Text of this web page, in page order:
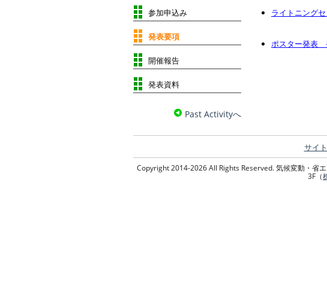
参加申込み
発表要項
開催報告
発表資料
Past Activityへ
ライトニング
ポスター発表
サイ
Copyright 2014-2026 All Rights Reserved. 気候変動・省
3F（